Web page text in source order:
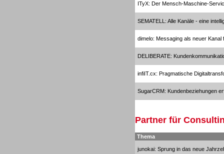
ITyX: Der Mensch-Maschine-
SEMATELL: Alle Kanäle - eine
dimelo: Messaging als neuer
DELIBERATE:
infiIT.cx: Pragmatische
SugarCRM: Kundenbeziehungen
Partner für
Thema
junokai: Sprung in das neue